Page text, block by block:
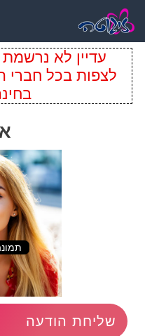
עדיין לא נרשמת
לצפות בכל חברי
שליחת הודעה